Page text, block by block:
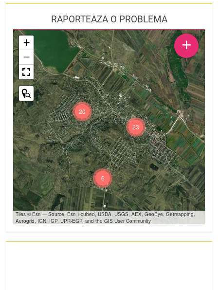
RAPORTEAZA O PROBLEMA
23
20
6
+
−
Tiles © Esri — Source: Esri, i-cubed, USDA, USGS, AEX, GeoEye, Getmapping,
Aerogrid, IGN, IGP, UPR-EGP, and the GIS User Community
+